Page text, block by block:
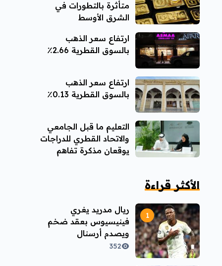
متأثرة بالتطورات في
الشرق الأوسط
ارتفاع سعر الذهب
بالسوق القطرية 2.66٪
ارتفاع سعر الذهب
بالسوق القطرية 0.13٪
التعليم ما قبل الجامعي
والاتحاد القطري للدراجات
يوقعان مذكرة تفاهم
الأكثر قراءة
ريال مدريد يغري
فينيسيوس بعقد ضخم
ويصدم أرسنال
352